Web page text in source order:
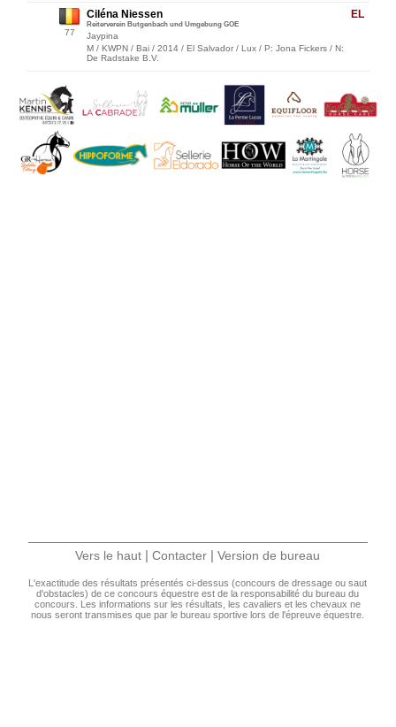
77
EL
Ciléna Niessen
Reiterverein Butgenbach und Umgebung GOE
Jaypina
M / KWPN / Bai / 2014 / El Salvador / Lux / P: Jona Fickers / N:
De Radstake B.V.
Vers le haut |Contacter |Version de bureau
L'exactitude des résultats présentés ci-dessus (concours de dressage ou saut
d'obstacles) de ce concours équestre est de la responsabilité du bureau du
concours. Les informations sur les résultats, les cavaliers et les chevaux ne
nous seront transmises que par le bureau sportive lors de l'épreuve équestre.